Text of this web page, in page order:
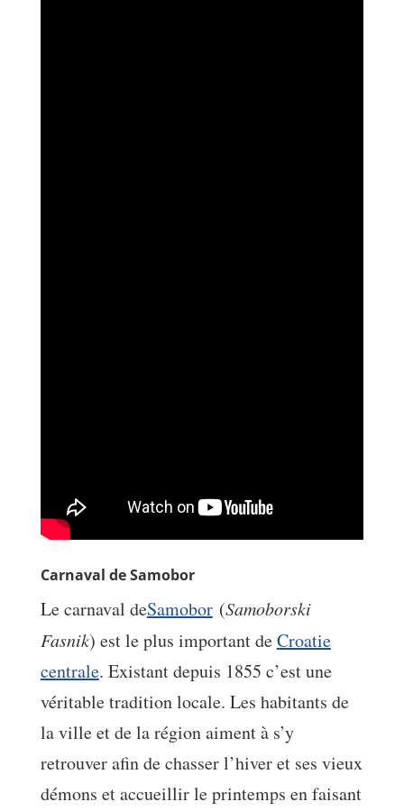
Carnaval de Samobor
Le carnaval deSamobor(Samoborski
Fasnik) est le plus important deCroatie
centrale. Existant depuis 1855 c’est une
véritable tradition locale. Les habitants de
la ville et de la région aiment à s’y
retrouver afin de chasser l’hiver et ses vieux
démons et accueillir le printemps en faisant